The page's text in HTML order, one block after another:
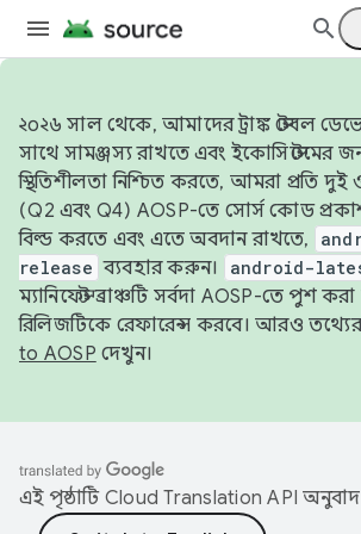
২০২৬ সাল থেকে, আমাদের ট্রাঙ্ক স্টেবল
সাথে সামঞ্জস্য রাখতে এবং ইকোসিস্টেমের
স্থিতিশীলতা নিশ্চিত করতে, আমরা প্রতি দুই
(Q2 এবং Q4) AOSP-তে সোর্স কোড
বিল্ড করতে এবং এতে অবদান রাখতে,
release ব্যবহার করুন। android-
ম্যানিফেস্ট ব্রাঞ্চটি সর্বদা AOSP-তে পুশ
রিলিজটিকে রেফারেন্স করবে। আরও
to AOSP দেখুন।
এই পৃষ্ঠাটি Cloud Translation API অনুবাদ